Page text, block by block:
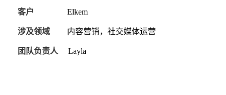
客户 Elkem
涉及领域 内容营销，社交媒体运营
团队负责人 Layla